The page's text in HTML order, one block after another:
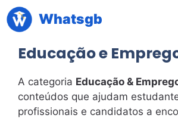
Pular
para
conteúdo
Whatsgb
Educação e
A categoria Educação &
conteúdos que ajudam
profissionais e candidatos a